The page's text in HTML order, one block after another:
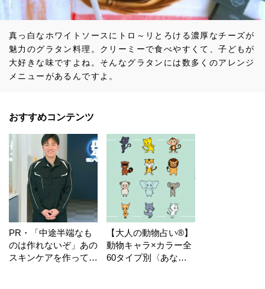
真っ白なホワイトソースにトロ～リとろける濃厚なチーズが
魅力のグラタン料理。クリーミーで食べやすくて、子どもが
大好きな味ですよね。そんなグラタンには数多くのアレンジ
メニューがあるんですよ。
おすすめコンテンツ
PR・「中途半端なも
のは作れないぞ」あの
スキンケアを作ってい
【大人の動物占い®】
動物キャラ×カラー全
60タイプ別〈あなた